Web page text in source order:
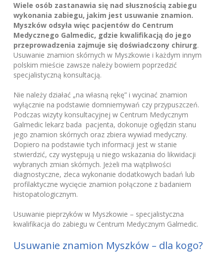
Wiele osób zastanawia się nad słusznością zabiegu
wykonania zabiegu, jakim jest usuwanie znamion.
Myszków odsyła więc pacjentów do Centrum
Medycznego Galmedic, gdzie kwalifikacją do jego
przeprowadzenia zajmuje się doświadczony chirurg.
Usuwanie znamion skórnych w Myszkowie i każdym innym
polskim mieście zawsze należy bowiem poprzedzić
specjalistyczną konsultacją.
Nie należy działać „na własną rękę” i wycinać znamion
wyłącznie na podstawie domniemywań czy przypuszczeń.
Podczas wizyty konsultacyjnej w Centrum Medycznym
Galmedic lekarz bada pacjenta, dokonuje oględzin stanu
jego znamion skórnych oraz zbiera wywiad medyczny.
Dopiero na podstawie tych informacji jest w stanie
stwierdzić, czy występują u niego wskazania do likwidacji
wybranych zmian skórnych. Jeżeli ma wątpliwości
diagnostyczne, zleca wykonanie dodatkowych badań lub
profilaktyczne wycięcie znamion połączone z badaniem
histopatologicznym.
Usuwanie pieprzyków w Myszkowie – specjalistyczna
kwalifikacja do zabiegu w Centrum Medycznym Galmedic.
Usuwanie znamion Myszków – dla kogo?